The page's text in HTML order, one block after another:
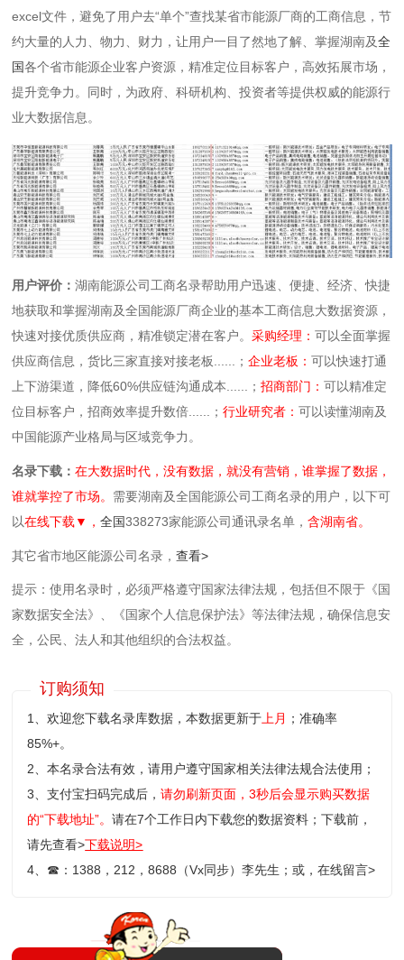
excel文件，避免了用户去“单个”查找某省市能源厂商的工商信息，节
约大量的人力、物力、财力，让用户一目了然地了解、掌握湖南及全
国各个省市能源企业客户资源，精准定位目标客户，高效拓展市场，
提升竞争力。同时，为政府、科研机构、投资者等提供权威的能源行
业大数据信息。
用户评价：湖南能源公司工商名录帮助用户迅速、便捷、经济、快捷
地获取和掌握湖南及全国能源厂商企业的基本工商信息大数据资源，
快速对接优质供应商，精准锁定潜在客户。采购经理：可以全面掌握
供应商信息，货比三家直接对接老板......；企业老板：可以快速打通
上下游渠道，降低60%供应链沟通成本......；招商部门：可以精准定
位目标客户，招商效率提升数倍......；行业研究者：可以读懂湖南及
中国能源产业格局与区域竞争力。
名录下载：在大数据时代，没有数据，就没有营销，谁掌握了数据，
谁就掌控了市场。 需要湖南及全国能源公司工商名录的用户，以下可
以在线下载▼，全国338273家能源公司通讯录名单，含湖南省。
其它省市地区能源公司名录，查看>
提示：使用名录时，必须严格遵守国家法律法规，包括但不限于《国
家数据安全法》、《国家个人信息保护法》等‌法律法规，确保信息安
全，公民、法人和其他组织的合法权益。
订购须知
1、欢迎您下载名录库数据，本数据更新于 上月 ；准确率
85%+。
2、本名录合法有效，请用户遵守国家相关法律法规合法使用；
3、支付宝扫码完成后，请勿刷新页面，3秒后会显示购买数据
的“下载地址”。请在7个工作日内下载您的数据资料；下载前，
请先查看>下载说明>
4、 ☎ ：1388，212，8688（Vx同步）李先生；或，在线留言>